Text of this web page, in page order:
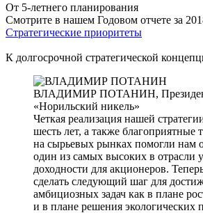
От 5-летнего планирования
Смотрите в нашем Годовом отчете за
Стратегические приоритеты
К долгосрочной стратегической
ВЛАДИМИР ПОТАНИН,
«Норильский никель»
Четкая реализация нашей
шесть лет, а также благоприятные
на сырьевых рынках помогли нам
один из самых высоких в отрасли
доходности для акционеров.
сделать следующий шаг для
амбициозных задач как в плане
и в плане решения экологических